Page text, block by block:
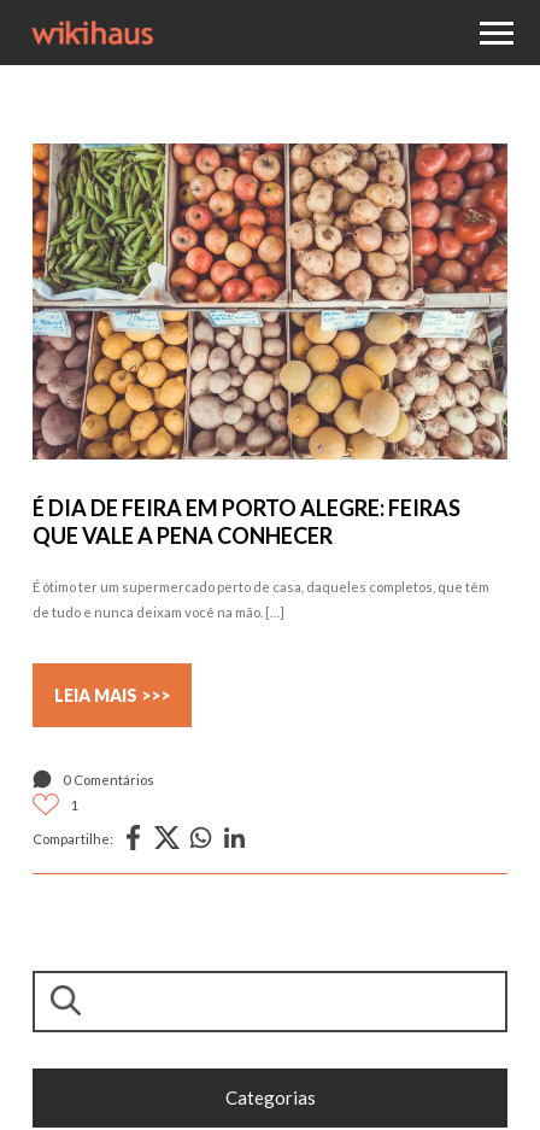
É DIA DE FEIRA EM PORTO ALEGRE: FEIRAS
QUE VALE A PENA CONHECER
É ótimo ter um supermercado perto de casa, daqueles completos, que têm
de tudo e nunca deixam você na mão. […]
LEIA MAIS >>>
0 Comentários
1
Compartilhe:
Pesquisar
Categorias